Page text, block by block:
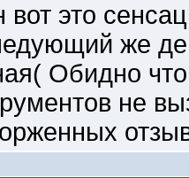
вот это
же
Обидно
не